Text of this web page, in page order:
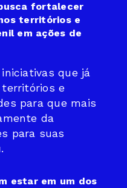
fortalecer
territórios e
em ações de
que já
e
para que mais
da
para suas
estar em um dos